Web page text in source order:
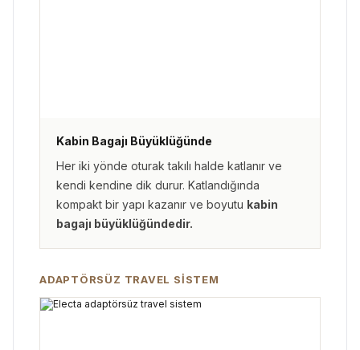
Kabin Bagajı Büyüklüğünde
Her iki yönde oturak takılı halde katlanır ve
kendi kendine dik durur. Katlandığında
kompakt bir yapı kazanır ve boyutu kabin
bagajı büyüklüğündedir.
ADAPTÖRSÜZ TRAVEL SISTEM